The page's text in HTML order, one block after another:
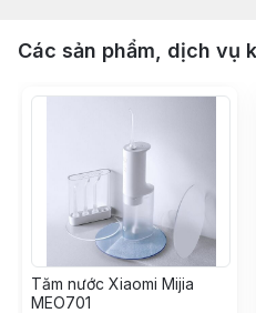
Các sản phẩm, dịch vụ
Tăm nước Xiaomi Mijia
MEO701